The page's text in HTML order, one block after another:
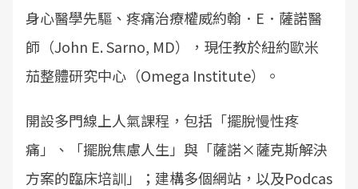
身心醫學先驅、疼痛治療權威約翰．E．薩諾醫
師（John E. Sarno, MD），現任教於紐約歐米
茄整體研究中心（Omega Institute）。
開設多門線上人氣課程，包括「擺脫慢性疼
痛」、「擺脫焦慮人生」與「薩諾×薩克斯解決
方案的臨床培訓」；建構多個網站，以及Podcas